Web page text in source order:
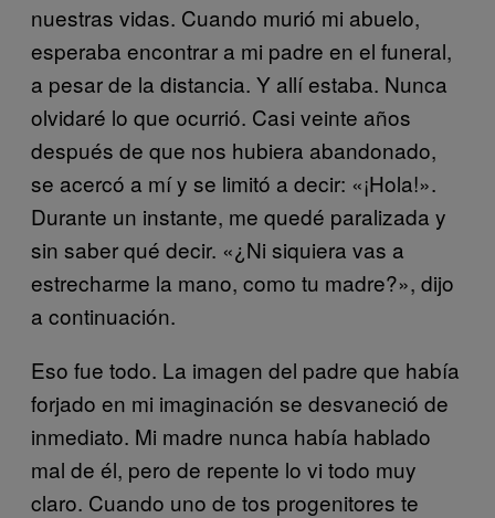
nuestras vidas. Cuando murió mi abuelo,
esperaba encontrar a mi padre en el funeral,
a pesar de la distancia. Y allí estaba. Nunca
olvidaré lo que ocurrió. Casi veinte años
después de que nos hubiera abandonado,
se acercó a mí y se limitó a decir: «¡Hola!».
Durante un instante, me quedé paralizada y
sin saber qué decir. «¿Ni siquiera vas a
estrecharme la mano, como tu madre?», dijo
a continuación.
Eso fue todo. La imagen del padre que había
forjado en mi imaginación se desvaneció de
inmediato. Mi madre nunca había hablado
mal de él, pero de repente lo vi todo muy
claro. Cuando uno de tos progenitores te